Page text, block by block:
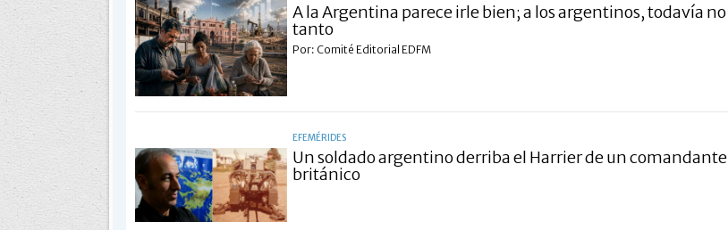
A la Argentina parece irle bien; a los argentinos, todavía no
tanto
Por: Comité Editorial EDFM
EFEMÉRIDES
Un soldado argentino derriba el Harrier de un comandante
británico